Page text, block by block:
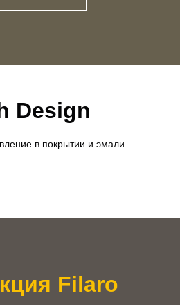
Design
в покрытии и эмали.
Filaro